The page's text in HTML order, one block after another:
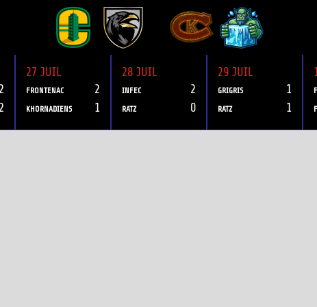
2
2
27 JUIL
FRONTENAC 2
KHORNADIENS 1
28 JUIL
INFEC 2
RATZ 0
29 JUIL
GRIGRIS 1
RATZ 1